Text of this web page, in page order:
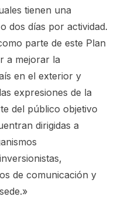
tienen una
dos días por actividad.
parte de este Plan
a mejorar la
en el exterior y
expresiones de la
del público objetivo
dirigidas a
de comunicación y